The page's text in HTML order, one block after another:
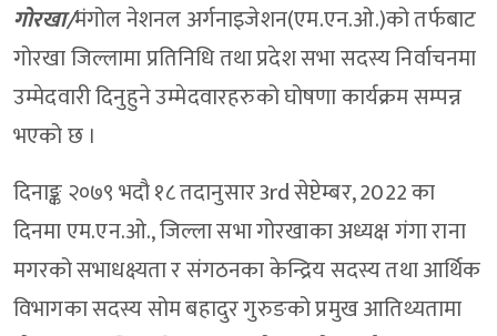
गोरखा/मंगोल नेशनल अर्गनाइजेशन(एम.एन.ओ.)को तर्फबाट
गोरखा जिल्लामा प्रतिनिधि तथा प्रदेश सभा सदस्य निर्वाचनमा
उम्मेदवारी दिनुहुने उम्मेदवारहरुको घोषणा कार्यक्रम सम्पन्न
भएको छ ।
दिनाङ्क २०७९ भदौ १८ तदानुसार 3rd सेप्टेम्बर, 2022 का
दिनमा एम.एन.ओ., जिल्ला सभा गोरखाका अध्यक्ष गंगा राना
मगरको सभाधक्ष्यता र संगठनका केन्द्रिय सदस्य तथा आर्थिक
विभागका सदस्य सोम बहादुर गुरुङको प्रमुख आतिथ्यतामा